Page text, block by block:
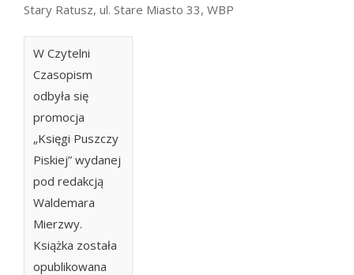
W Czytelni
Czasopism
odbyła się
promocja
„Księgi Puszczy
Piskiej” wydanej
pod redakcją
Waldemara
Mierzwy.
Książka została
opublikowana
Stary Ratusz, ul. Stare Miasto 33, WBP